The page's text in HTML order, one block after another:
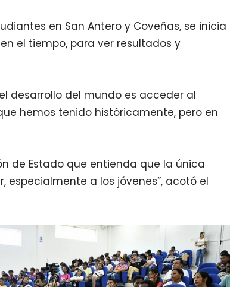
en San Antero y Coveñas, se inicia
el tiempo, para ver resultados y
desarrollo del mundo es acceder al
hemos tenido históricamente, pero en
de Estado que entienda que la única
a los jóvenes”, acotó el